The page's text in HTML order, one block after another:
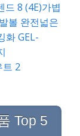
드 8 (4E)가볍
볼 완전넓은
화 GEL-
트 2
Top 5